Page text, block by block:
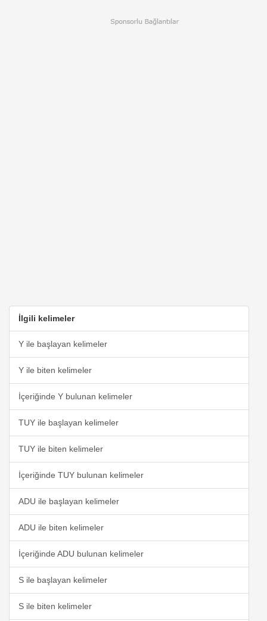
İlgili kelimeler
Y ile başlayan kelimeler
Y ile biten kelimeler
İçeriğinde Y bulunan kelimeler
TUY ile başlayan kelimeler
TUY ile biten kelimeler
İçeriğinde TUY bulunan kelimeler
ADU ile başlayan kelimeler
ADU ile biten kelimeler
İçeriğinde ADU bulunan kelimeler
S ile başlayan kelimeler
S ile biten kelimeler